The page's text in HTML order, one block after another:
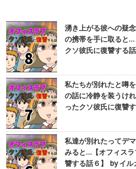
湧き上がる彼への疑
の携帯を手に取ると
クソ彼氏に復讐する
私たちが別れたと噂
の話に冷静を装うけ
ったクソ彼氏に復讐
私達が別れたってデ
みると…【オフィス
讐する話６】 by イル